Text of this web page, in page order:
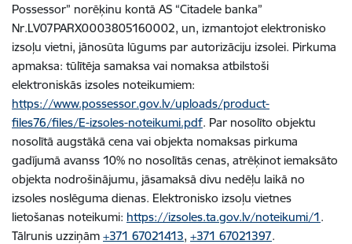
Possessor” norēķinu kontā AS “Citadele banka”
Nr.LV07PARX0003805160002, un, izmantojot elektronisko
izsoļu vietni, jānosūta lūgums par autorizāciju izsolei. Pirkuma
apmaksa: tūlītēja samaksa vai nomaksa atbilstoši
elektroniskās izsoles noteikumiem:
https://www.possessor.gov.lv/uploads/product-
files76/files/E-izsoles-noteikumi.pdf. Par nosolīto objektu
nosolītā augstākā cena vai objekta nomaksas pirkuma
gadījumā avanss 10% no nosolītās cenas, atrēķinot iemaksāto
objekta nodrošinājumu, jāsamaksā divu nedēļu laikā no
izsoles noslēguma dienas. Elektronisko izsoļu vietnes
lietošanas noteikumi: https://izsoles.ta.gov.lv/noteikumi/1.
Tālrunis uzziņām +371 67021413, +371 67021397.